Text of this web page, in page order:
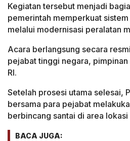
Kegiatan tersebut menjadi
pemerintah memperkuat
melalui modernisasi peralatan
Acara berlangsung secara
pejabat tinggi negara, pimpinan
RI.
Setelah prosesi utama selesai,
bersama para pejabat
berbincang santai di area lokasi
BACA JUGA: